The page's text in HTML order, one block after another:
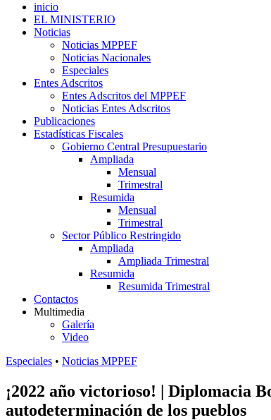
inicio
EL MINISTERIO
Noticias
Noticias MPPEF
Noticias Nacionales
Especiales
Entes Adscritos
Entes Adscritos del MPPEF
Noticias Entes Adscritos
Publicaciones
Estadísticas Fiscales
Gobierno Central Presupuestario
Ampliada
Mensual
Trimestral
Resumida
Mensual
Trimestral
Sector Público Restringido
Ampliada
Ampliada Trimestral
Resumida
Resumida Trimestral
Contactos
Multimedia
Galería
Video
Especiales • Noticias MPPEF
¡2022 año victorioso! | Diplomacia
autodeterminación de los pueblos